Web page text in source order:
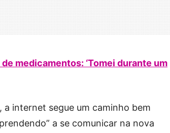
medicamentos: ‘Tomei durante um
a internet segue um caminho bem
a se comunicar na nova